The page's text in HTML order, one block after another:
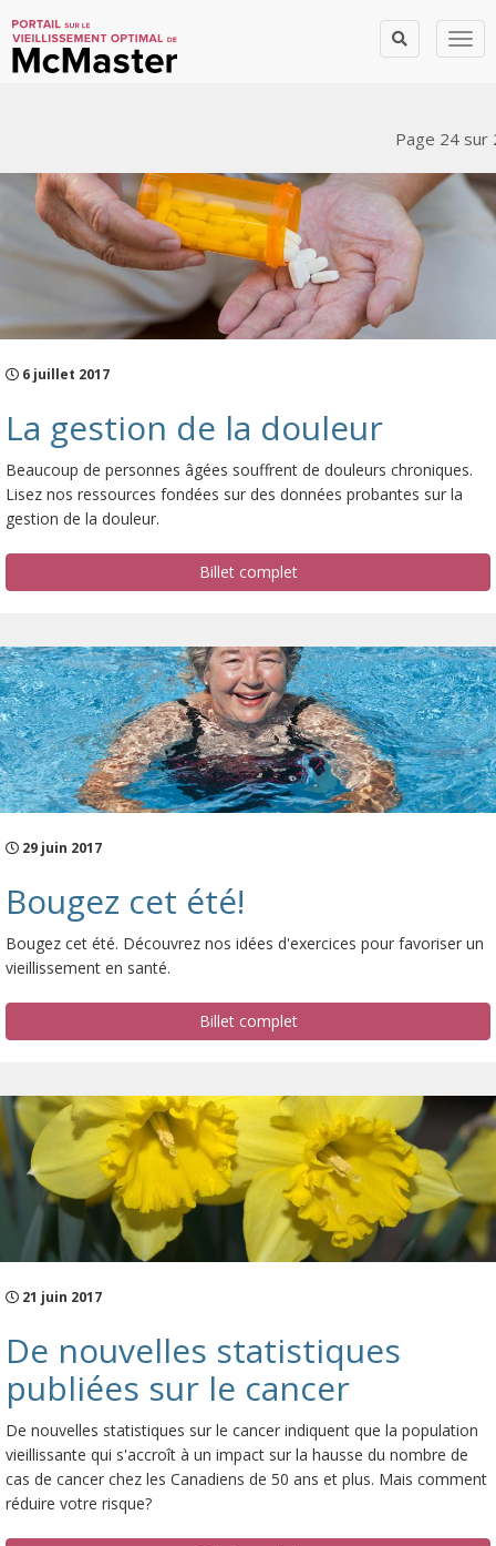
Page 24 sur
6 juillet 2017
La gestion de la douleur
Beaucoup de personnes âgées souffrent de douleurs chroniques.
Lisez nos ressources fondées sur des données probantes sur la
gestion de la douleur.
Billet complet
29 juin 2017
Bougez cet été!
Bougez cet été. Découvrez nos idées d'exercices pour favoriser un
vieillissement en santé.
Billet complet
21 juin 2017
De nouvelles statistiques
publiées sur le cancer
De nouvelles statistiques sur le cancer indiquent que la population
vieillissante qui s'accroît à un impact sur la hausse du nombre de
cas de cancer chez les Canadiens de 50 ans et plus. Mais comment
réduire votre risque?